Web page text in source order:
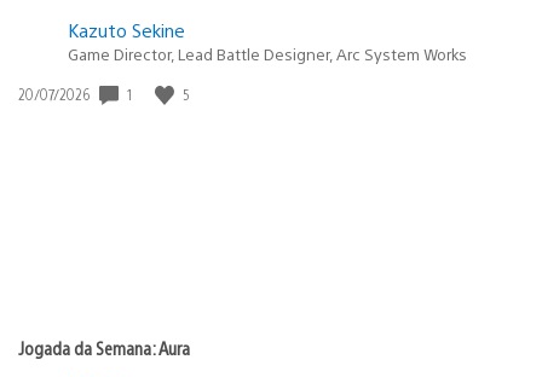
Kazuto Sekine
Game Director, Lead Battle Designer, Arc System Works
Data
20/07/2026 1 5
Jogada da Semana: Aura